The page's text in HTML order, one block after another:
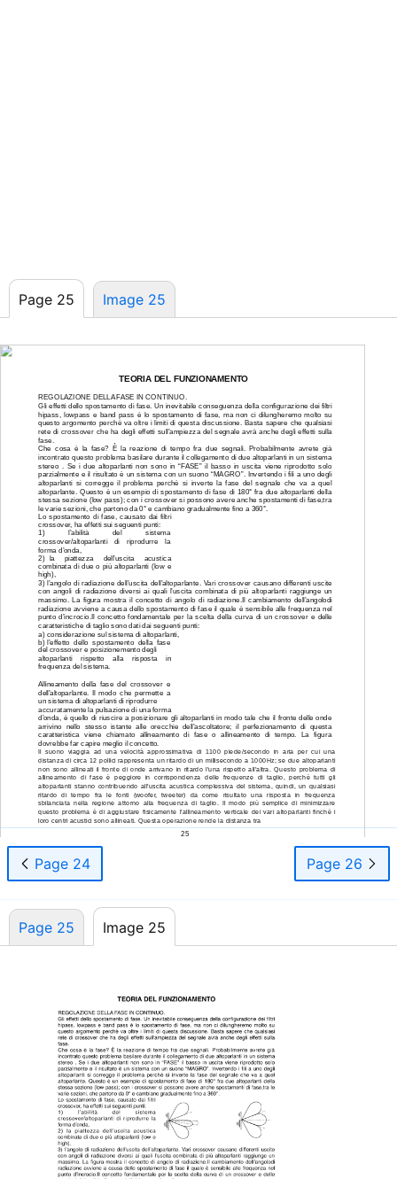
Page 25 Image 25
TEORIA DEL FUNZIONAMENTO
REGOLAZIONE DELLA FASE IN CONTINUO.
Gli effetti dello spostamento di fase. Un inevitabile conseguenza della configurazione dei filtri
hipass, lowpass e band pass è lo spostamento di fase, ma non ci dilungheremo molto su
questo argomento perchè va oltre i limiti di questa discussione. Basta sapere che qualsiasi
rete di crossover che ha degli effetti sull’ampiezza del segnale avrà anche degli effetti sulla
fase.
Che cosa è la fase? È la reazione di tempo fra due segnali. Probabilmente avrete già
incontrato questo problema basilare durante il collegamento di due altoparlanti in un sistema
stereo . Se i due altoparlanti non sono in “FASE” il basso in uscita viene riprodotto solo
parzialmente e il risultato è un sistema con un suono “MAGRO”. Invertendo i fili a uno degli
altoparlanti si corregge il problema perchè si inverte la fase del segnale che va a quel
altoparlante. Questo è un esempio di spostamento di fase di 180° fra due altoparlanti della
stessa sezione (low pass); con i crossover si possono avere anche spostamenti di fase,tra
le varie sezioni, che partono da 0° e cambiano gradualmente fino a 360°.
Lo spostamento di fase, causato dai filtri
crossover, ha effetti sui seguenti punti:
1) l’abilità del sistema
crossover/altoparlanti di riprodurre la
forma d’onda,
2)
la piattezza dell’uscita acustica
combinata di due o più altoparlanti (low e
high),
3) l’angolo di radiazione dell’uscita dell’altoparlante. Vari crossover causano differenti uscite
con angoli di radiazione diversi ai quali l’uscita combinata di più altoparlanti raggiunge un
massimo. La figura mostra il concetto di angolo di radiazione.Il cambiamento dell’angolodi
radiazione avviene a causa dello spostamento di fase il quale è sensibile alle frequenza nel
punto d’incrocio.Il concetto fondamentale per la scelta della curva di un crossover e delle
caratteristiche di taglio sono dati dai seguenti punti:
a) considerazione sul sistema di altoparlanti,
b) l’effetto dello spostamento della fase
del crossover e posizionemento degli
altoparlanti rispetto alla risposta in
frequenza del sistema.
Allineamento della fase del crossover e
dell’altoparlante. Il modo che permette a
un sistema di altoparlanti di riprodurre
accuratamente la pulsazione di una forma
d’onda, è quello di riuscire a posizionare gli altoparlanti in modo tale che il fronte delle onde
arrivino nello stesso istante alle orecchie dell’ascoltatore; il perfezionamento di questa
caratteristica viene chiamato allineamento di fase o allineamento di tempo. La figura
dovrebbe far capire meglio il concetto.
Il suono viaggia ad una velocità approssimativa di 1100 piede/secondo in aria per cui una
distanza di circa 12 pollici rappresenta un ritardo di un millisecondo a 1000Hz; se due altoparlanti
non sono allineati il fronte di onde arrivano in ritardo l’una rispetto all’altra. Questo problema di
allineamento di fase è peggiore in corrispondenza delle frequenze di taglio, perchè tutti gli
altoparlanti stanno contribuendo all’uscita acustica complessiva del sistema, quindi, un qualsiasi
ritardo di tempo fra le fonti (woofer, tweeter) da come risultato una risposta in frequenza
sbilanciata nella regione attorno alla frequenza di taglio. Il modo più semplice di minimizzare
questo problema è di aggiustare fisicamente l’allineamento verticale dei vari altoparlanti finchè i
loro centri acustici sono allineati. Questa operazione rende la distanza tra
25
Page 24 Page 26
Page 25 Image 25